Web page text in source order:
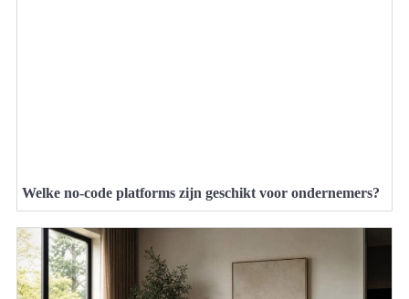
Welke no-code platforms zijn geschikt voor ondernemers?